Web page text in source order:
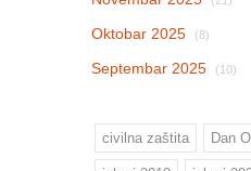
Oktobar 2025 (8)
Septembar 2025 (10)
civilna zaštita Dan